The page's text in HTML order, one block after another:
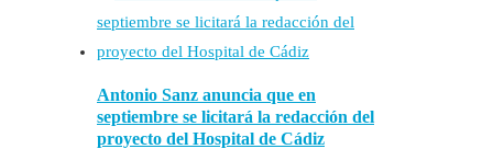
Antonio Sanz anuncia que en
septiembre se licitará la redacción del
proyecto del Hospital de Cádiz